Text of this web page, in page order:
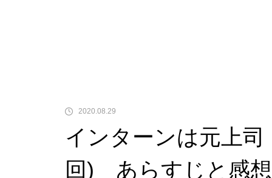
2020.08.29
インターンは元上
回) あらすじと感想